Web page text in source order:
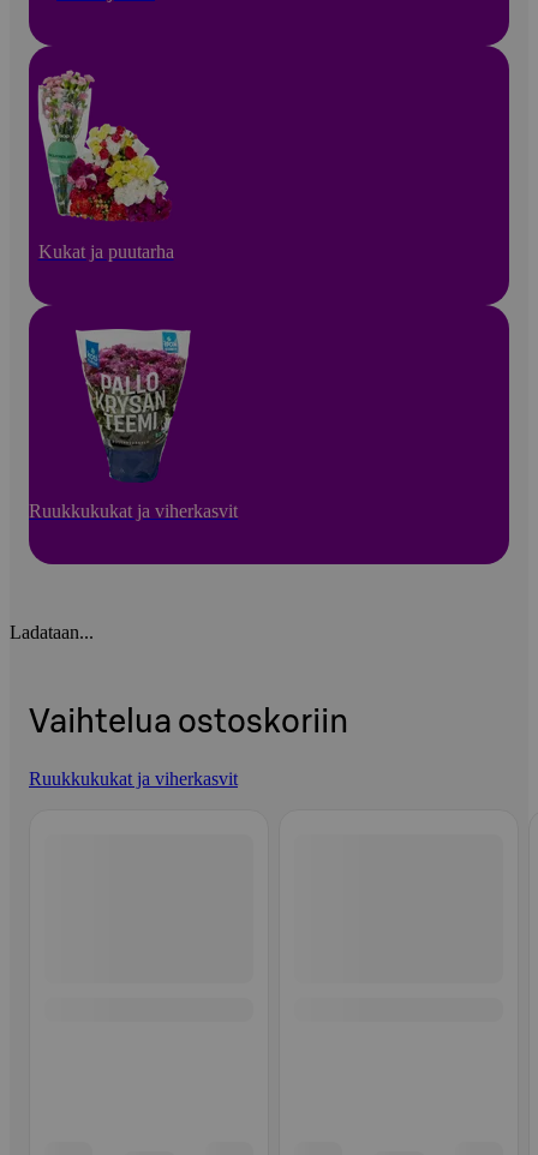
Kukat ja puutarha
Ruukkukukat ja viherkasvit
Ladataan...
Vaihtelua ostoskoriin
Ruukkukukat ja viherkasvit